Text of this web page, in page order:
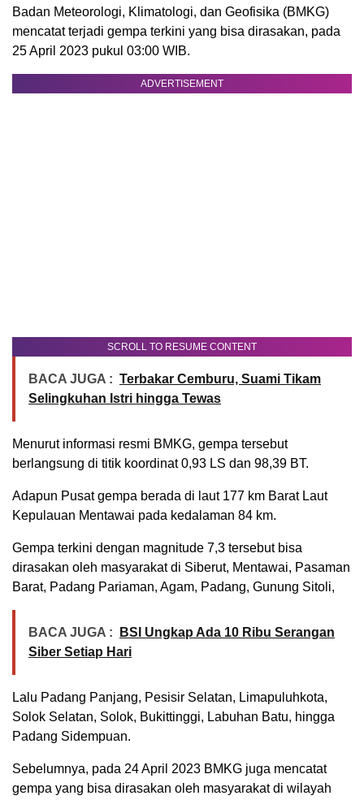
Badan Meteorologi, Klimatologi, dan Geofisika (BMKG)
mencatat terjadi gempa terkini yang bisa dirasakan, pada
25 April 2023 pukul 03:00 WIB.
ADVERTISEMENT
SCROLL TO RESUME CONTENT
BACA JUGA : Terbakar Cemburu, Suami Tikam
Selingkuhan Istri hingga Tewas
Menurut informasi resmi BMKG, gempa tersebut
berlangsung di titik koordinat 0,93 LS dan 98,39 BT.
Adapun Pusat gempa berada di laut 177 km Barat Laut
Kepulauan Mentawai pada kedalaman 84 km.
Gempa terkini dengan magnitude 7,3 tersebut bisa
dirasakan oleh masyarakat di Siberut, Mentawai, Pasaman
Barat, Padang Pariaman, Agam, Padang, Gunung Sitoli,
BACA JUGA :
BSI Ungkap Ada 10 Ribu Serangan
Siber Setiap Hari
Lalu Padang Panjang, Pesisir Selatan, Limapuluhkota,
Solok Selatan, Solok, Bukittinggi, Labuhan Batu, hingga
Padang Sidempuan.
Sebelumnya, pada 24 April 2023 BMKG juga mencatat
gempa yang bisa dirasakan oleh masyarakat di wilayah